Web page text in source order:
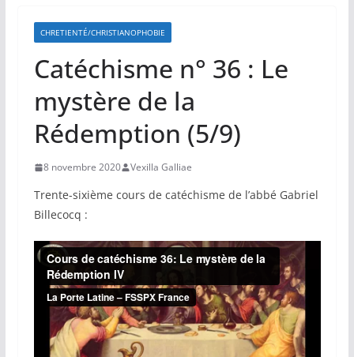
CHRETIENTÉ/CHRISTIANOPHOBIE
Catéchisme n° 36 : Le
mystère de la
Rédemption (5/9)
8 novembre 2020 Vexilla Galliae
Trente-sixième cours de catéchisme de l’abbé Gabriel
Billecocq :